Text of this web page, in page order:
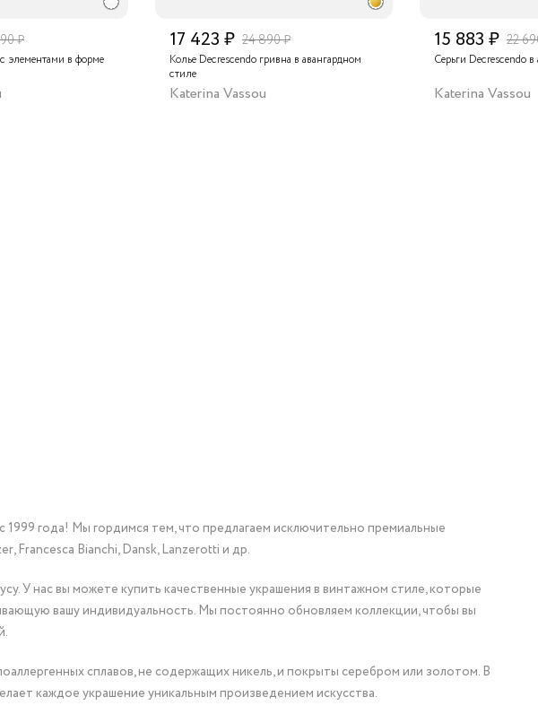
₽
элементами в форме
17 423 ₽ 24 890 ₽
Колье Decrescendo гривна в авангардном
стиле
Katerina Vassou
15 883 ₽ 22
Серьги Decrescendo
Katerina Vassou
года! Мы гордимся тем, что предлагаем исключительно премиальные
Francesca Bianchi, Dansk, Lanzerotti и др.
У нас вы можете купить качественные украшения в винтажном стиле, которые
вашу индивидуальность. Мы постоянно обновляем коллекции, чтобы вы
сплавов, не содержащих никель, и покрыты серебром или золотом. В
каждое украшение уникальным произведением искусства.